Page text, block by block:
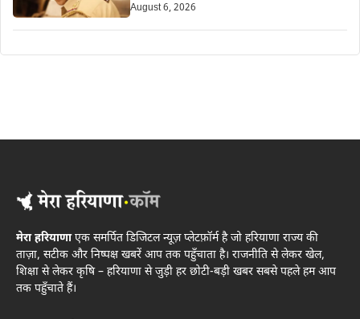
August 6, 2026
मेरा हरियाणाएक समर्पित डिजिटल न्यूज़ प्लेटफ़ॉर्म है जो हरियाणा राज्य की
ताज़ा, सटीक और निष्पक्ष खबरें आप तक पहुँचाता है। राजनीति से लेकर खेल,
शिक्षा से लेकर कृषि – हरियाणा से जुड़ी हर छोटी-बड़ी खबर सबसे पहले हम आप
तक पहुँचाते हैं।